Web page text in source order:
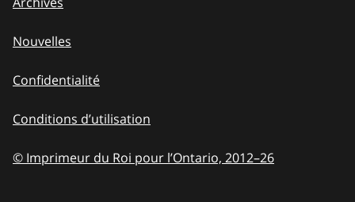
Nouvelles
Confidentialité
Conditions d’utilisation
© Imprimeur du Roi pour l’Ontario, 2012–to
26